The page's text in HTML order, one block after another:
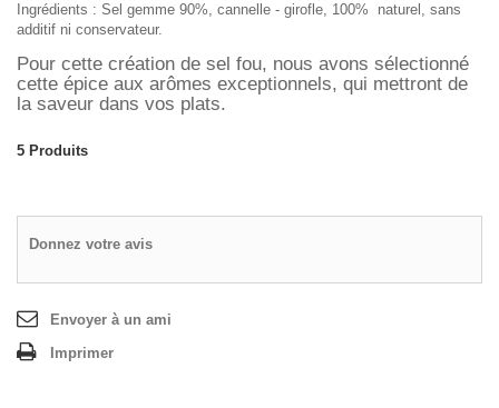
Ingrédients : Sel gemme 90%, cannelle - girofle, 100% naturel, sans
additif ni conservateur.
Pour cette création de sel fou, nous avons sélectionné
cette épice aux arômes exceptionnels, qui mettront de
la saveur dans vos plats.
5 Produits
Donnez votre avis
Envoyer à un ami
Imprimer